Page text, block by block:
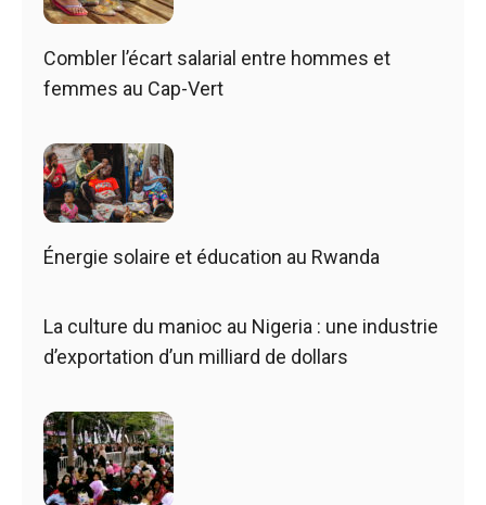
Combler l’écart salarial entre hommes et
femmes au Cap-Vert
Énergie solaire et éducation au Rwanda
La culture du manioc au Nigeria : une industrie
d’exportation d’un milliard de dollars